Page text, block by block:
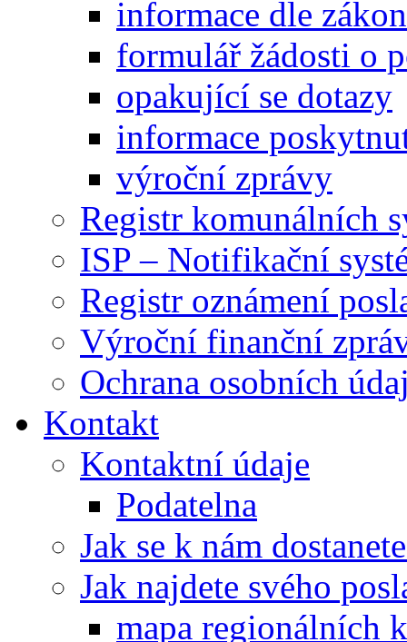
informace dle
formulář žádosti o
opakující se dotazy
informace
výroční zprávy
Registr komunálních
ISP – Notifikační
Registr oznámení
Výroční finanční
Ochrana osobních
Kontakt
Kontaktní údaje
Podatelna
Jak se k nám
Jak najdete svého
mapa regionálních